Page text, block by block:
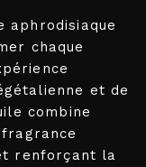
aphrodisiaque
chaque
et de
combine
renforçant la